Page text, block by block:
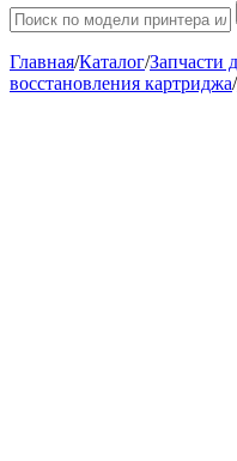
Главная/Каталог/Запчасти
восстановления картриджа/